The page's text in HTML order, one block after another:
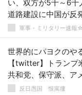
い、双方が5千～6
道路建設に中国が反
軍事・ミリタリー速報
世界的にパヨクの
【twitter】トランプ
共和党、保守派、ア
標的にしている」
反日愚国 恨寓瘻